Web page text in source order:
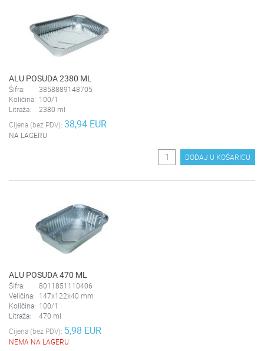
ALU POSUDA 2380 ML
Šifra:
3858889148705
Količina: 100/1
Litraža:
2380 ml
Cijena (bez PDV): 38,94 EUR
NA LAGERU
DODAJ U KOŠARICU
ALU POSUDA 470 ML
Šifra:
8011851110406
Veličina: 147x122x40 mm
Količina: 100/1
Litraža:
470 ml
Cijena (bez PDV): 5,98 EUR
NEMA NA LAGERU